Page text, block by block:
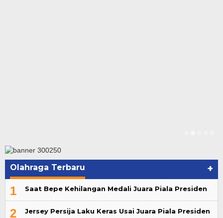
Olahraga Terbaru +
1 Saat Bepe Kehilangan Medali Juara Piala Presiden
2 Jersey Persija Laku Keras Usai Juara Piala Presiden